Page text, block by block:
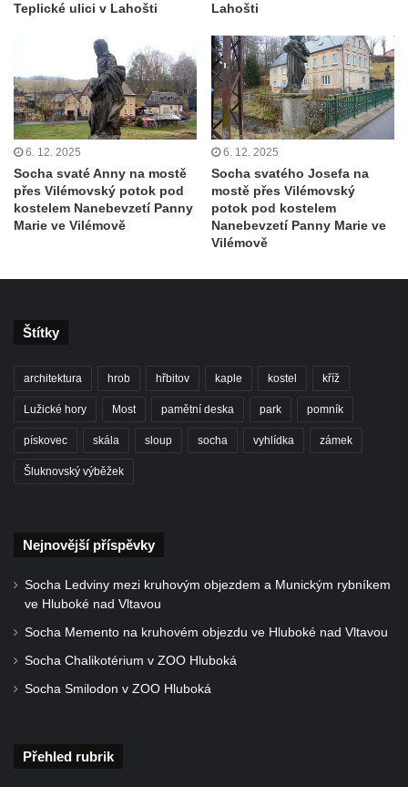
Teplické ulici v Lahošti
Lahošti
6. 12. 2025
Socha svaté Anny na mostě
přes Vilémovský potok pod
kostelem Nanebevzetí Panny
Marie ve Vilémově
6. 12. 2025
Socha svatého Josefa na
mostě přes Vilémovský
potok pod kostelem
Nanebevzetí Panny Marie ve
Vilémově
Štítky
architektura hrob hřbitov kaple kostel kříž
Lužické hory Most pamětní deska park pomník
pískovec skála sloup socha vyhlídka zámek
Šluknovský výběžek
Nejnovější příspěvky
Socha Ledviny mezi kruhovým objezdem a Munickým rybníkem
ve Hluboké nad Vltavou
Socha Memento na kruhovém objezdu ve Hluboké nad Vltavou
Socha Chalikotérium v ZOO Hluboká
Socha Smilodon v ZOO Hluboká
Přehled rubrik